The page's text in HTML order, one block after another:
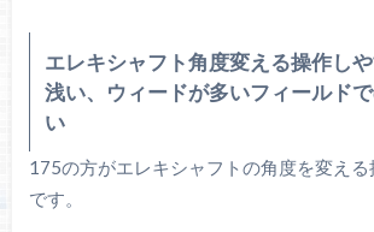
エレキシャフト角度変える操作し
浅い、ウィードが多いフィールド
い
175の方がエレキシャフトの角度を変え
です。